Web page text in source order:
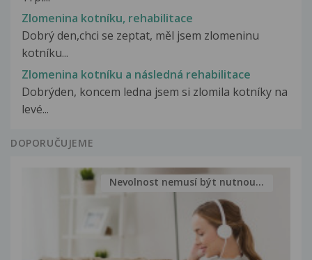
Zlomenina kotníku, rehabilitace
Dobrý den,chci se zeptat, měl jsem zlomeninu
kotníku...
Zlomenina kotníku a následná rehabilitace
Dobrýden, koncem ledna jsem si zlomila kotníky na
levé...
DOPORUČUJEME
Nevolnost nemusí být nutnou...